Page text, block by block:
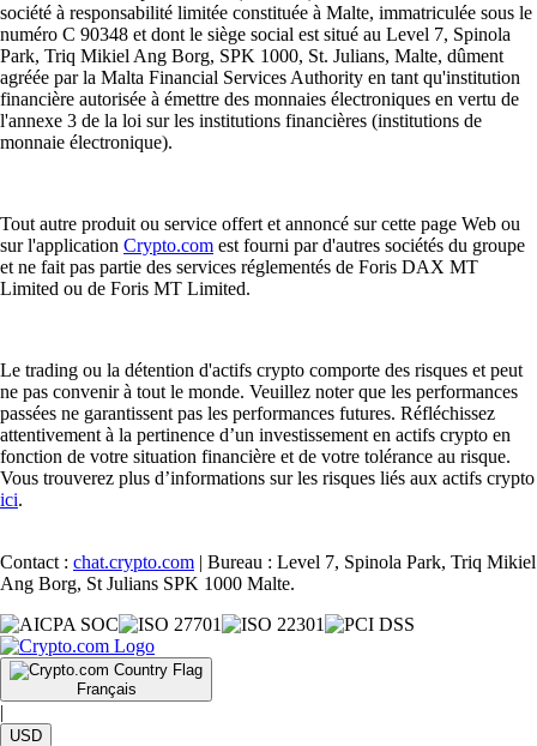
société à responsabilité limitée constituée à Malte, immatriculée sous le
numéro C 90348 et dont le siège social est situé au Level 7, Spinola
Park, Triq Mikiel Ang Borg, SPK 1000, St. Julians, Malte, dûment
agréée par la Malta Financial Services Authority en tant qu'institution
financière autorisée à émettre des monnaies électroniques en vertu de
l'annexe 3 de la loi sur les institutions financières (institutions de
monnaie électronique).
Tout autre produit ou service offert et annoncé sur cette page Web ou
sur l'application Crypto.com est fourni par d'autres sociétés du groupe
et ne fait pas partie des services réglementés de Foris DAX MT
Limited ou de Foris MT Limited.
Le trading ou la détention d'actifs crypto comporte des risques et peut
ne pas convenir à tout le monde. Veuillez noter que les performances
passées ne garantissent pas les performances futures. Réfléchissez
attentivement à la pertinence d’un investissement en actifs crypto en
fonction de votre situation financière et de votre tolérance au risque.
Vous trouverez plus d’informations sur les risques liés aux actifs crypto
ici.
Contact : chat.crypto.com | Bureau : Level 7, Spinola Park, Triq Mikiel
Ang Borg, St Julians SPK 1000 Malte.
Français
|
USD